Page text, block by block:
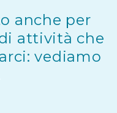
anche per
attività che
vediamo